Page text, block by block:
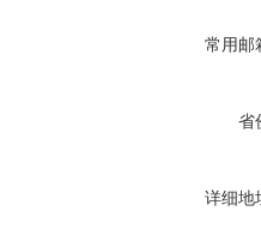
常用邮
省
详细地